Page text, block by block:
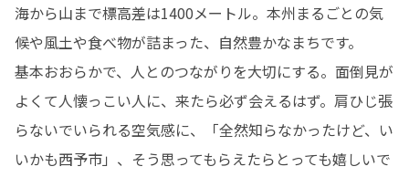
海から山まで標高差は1400メートル。本州まるごとの気
候や風土や食べ物が詰まった、自然豊かなまちです。
基本おおらかで、人とのつながりを大切にする。面倒見が
よくて人懐っこい人に、来たら必ず会えるはず。肩ひじ張
らないでいられる空気感に、「全然知らなかったけど、い
いかも西予市」、そう思ってもらえたらとっても嬉しいで